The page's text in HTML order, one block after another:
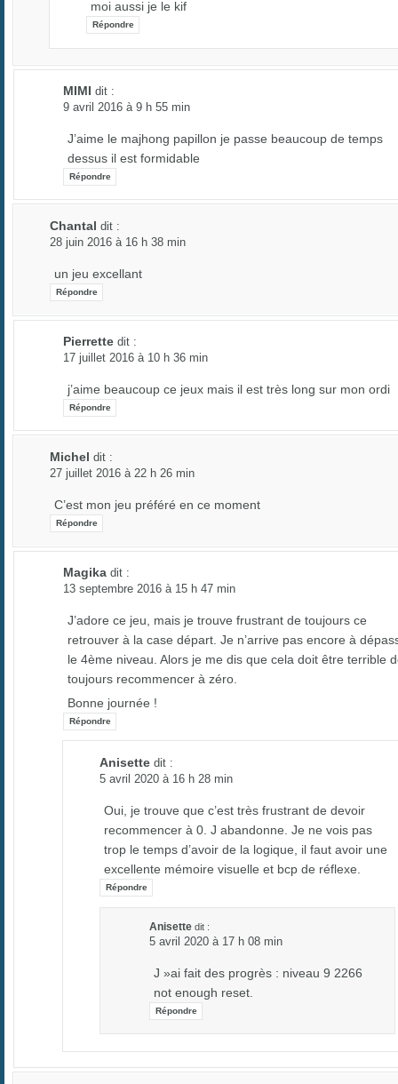
moi aussi je le kif
Répondre
MIMI dit :
9 avril 2016 à 9 h 55 min
J’aime le majhong papillon je passe beaucoup de temps
dessus il est formidable
Répondre
Chantal dit :
28 juin 2016 à 16 h 38 min
un jeu excellant
Répondre
Pierrette dit :
17 juillet 2016 à 10 h 36 min
j’aime beaucoup ce jeux mais il est très long sur mon ordi
Répondre
Michel dit :
27 juillet 2016 à 22 h 26 min
C’est mon jeu préféré en ce moment
Répondre
Magika dit :
13 septembre 2016 à 15 h 47 min
J’adore ce jeu, mais je trouve frustrant de toujours ce
retrouver à la case départ. Je n’arrive pas encore à
le 4ème niveau. Alors je me dis que cela doit être terrible
toujours recommencer à zéro.
Bonne journée !
Répondre
Anisette dit :
5 avril 2020 à 16 h 28 min
Oui, je trouve que c’est très frustrant de devoir
recommencer à 0. J abandonne. Je ne vois pas
trop le temps d’avoir de la logique, il faut avoir une
excellente mémoire visuelle et bcp de réflexe.
Répondre
Anisette dit :
5 avril 2020 à 17 h 08 min
J »ai fait des progrès : niveau 9 2266
not enough reset.
Répondre